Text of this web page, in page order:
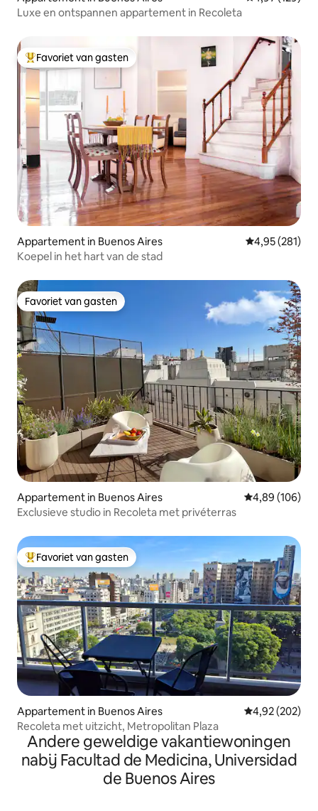
Luxe en ontspannen appartement in Recoleta
Topfavoriet van gasten
Favoriet van gasten
Appartement in Buenos Aires Gemiddelde
4,95 (281)
Koepel in het hart van de stad
Favoriet van gasten
Favoriet van gasten
Appartement in Buenos Aires Gemiddelde
4,89 (106)
Exclusieve studio in Recoleta met privéterras
Topfavoriet van gasten
Favoriet van gasten
Appartement in Buenos Aires Gemiddelde
4,92 (202)
Recoleta met uitzicht, Metropolitan Plaza
Andere geweldige vakantiewoningen
nabij Facultad de Medicina, Universidad
de Buenos Aires